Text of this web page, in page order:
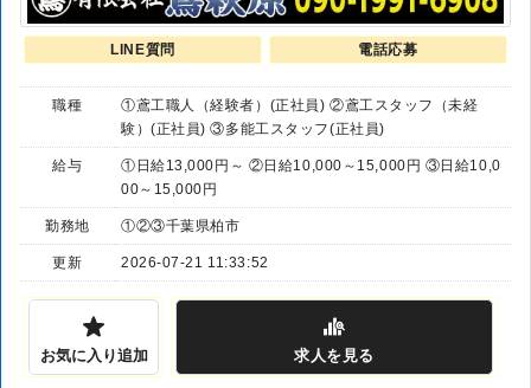
LINE質問 電話応募
職種
①鳶工職人（経験者）(正社員) ②鳶工スタッフ（未経
験）(正社員) ③多能工スタッフ(正社員)
給与
①日給13,000円～ ②日給10,000～15,000円 ③日給10,0
00～15,000円
勤務地 ①②③千葉県柏市
更新 2026-07-21 11:33:52
お気に入り追加 求人を見る